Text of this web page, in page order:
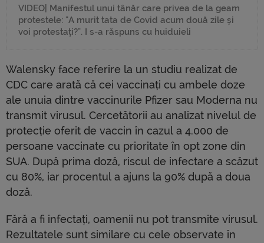
VIDEO| Manifestul unui tânăr care privea de la geam
protestele: "A murit tata de Covid acum două zile și
voi protestați?". I s-a răspuns cu huiduieli
Walensky face referire la un studiu realizat de
CDC care arată că cei vaccinați cu ambele doze
ale unuia dintre vaccinurile Pfizer sau Moderna nu
transmit virusul. Cercetătorii au analizat nivelul de
protecție oferit de vaccin în cazul a 4.000 de
persoane vaccinate cu prioritate în opt zone din
SUA. După prima doză, riscul de infectare a scăzut
cu 80%, iar procentul a ajuns la 90% după a doua
doză.
Fără a fi infectați, oamenii nu pot transmite virusul.
Rezultatele sunt similare cu cele observate în